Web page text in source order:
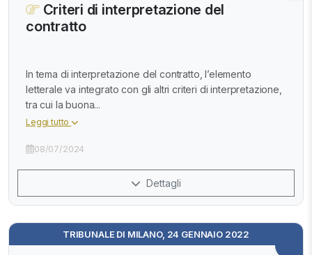
Criteri di interpretazione del
contratto
In tema di interpretazione del contratto, l’elemento
letterale va integrato con gli altri criteri di interpretazione,
tra cui la buona...
Leggi tutto
08/07/2024
Dettagli
TRIBUNALE DI MILANO, 24 GENNAIO 2022